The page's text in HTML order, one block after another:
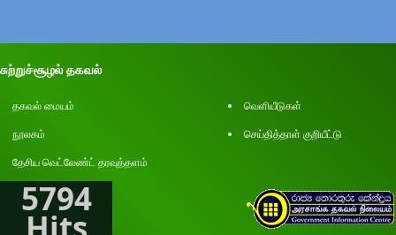
சுற்றுச்சூழல் தகவல்
தகவல் மையம்
வெளியீடுகள்
நூலகம்
செய்தித்தாள் குறியீட்டு
தேசிய வெட்லேண்ட் தரவுத்தளம்
5794